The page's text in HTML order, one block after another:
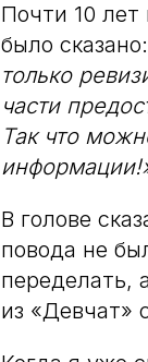
Почти 10
было сказано:
только
части
Так что
В голове
повода не
переделать,
из «Девчат»